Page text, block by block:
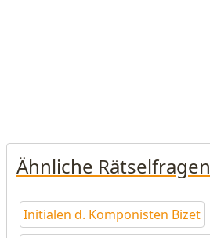
Ähnliche Rätselfragen
Initialen d. Komponisten Bizet